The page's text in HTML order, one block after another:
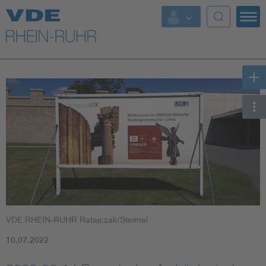
Top Themen
Fokusthemen
Energy
AI & Digital Trust
Health
Mobility
VDE RHEIN-RUHR Ratajczak/Steimel
10.07.2022